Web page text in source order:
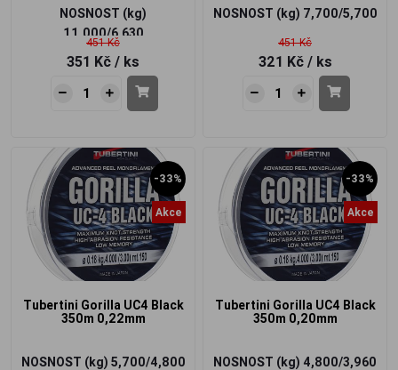
NOSNOST (kg)
11,000/6,630
451 Kč
351 Kč / ks
NOSNOST (kg) 7,700/5,700
451 Kč
321 Kč / ks
-33%
Akce
Tubertini Gorilla UC4 Black
350m 0,22mm
NOSNOST (kg) 5,700/4,800
-33%
Akce
Tubertini Gorilla UC4 Black
350m 0,20mm
NOSNOST (kg) 4,800/3,960